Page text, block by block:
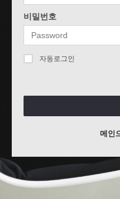
비밀번호
자동로그인
메인